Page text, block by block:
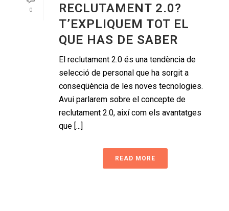
0
RECLUTAMENT 2.0?
T’EXPLIQUEM TOT EL
QUE HAS DE SABER
El reclutament 2.0 és una tendència de
selecció de personal que ha sorgit a
conseqüència de les noves tecnologies.
Avui parlarem sobre el concepte de
reclutament 2.0, així com els avantatges
que [...]
READ MORE